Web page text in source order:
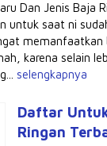
Dan Jenis Baja
untuk saat ni
memanfaatkan
karena selain
selengkapnya
Daftar
Ringan